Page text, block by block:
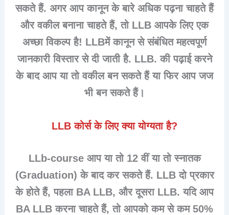
सकते हैं. अगर आप कानून के बारे अधिक पढ़ना चाहते हैं
और वकील बनाना चाहते हैं, तो LLB आपके लिए एक
अच्छा विकल्प है! LLBमें कानून से संबंधित महत्वपूर्ण
जानकारी विस्तार से दी जाती है. LLB. की पढ़ाई करने
के बाद आप या तो वकील बन सकते हैं या फिर आप जज
भी बन सकते हैं।
LLB कोर्स के लिए क्या योग्यता है?
LLb-course आप या तो 12 वीं या तो स्नातक
(Graduation) के बाद कर सकते हैं. LLB दो प्रकार
के होते हैं, पहला BA LLB, और दूसरा LLB. यदि आप
BA LLB करना चाहते हैं, तो आपको कम से कम 50%